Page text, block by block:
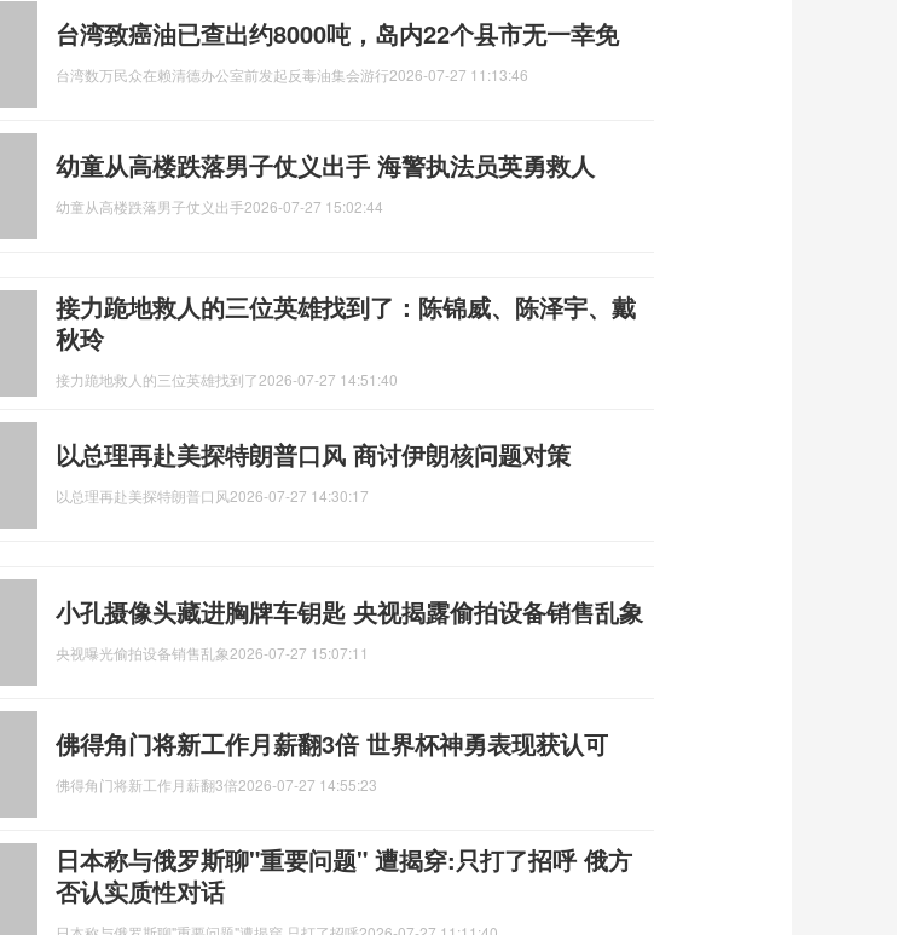
台湾致癌油已查出约8000吨，岛内22个县市无一幸免
台湾数万民众在赖清德办公室前发起反毒油集会游行2026-07-27 11:13:46
幼童从高楼跌落男子仗义出手 海警执法员英勇救人
幼童从高楼跌落男子仗义出手2026-07-27 15:02:44
接力跪地救人的三位英雄找到了：陈锦威、陈泽宇、戴
秋玲
接力跪地救人的三位英雄找到了2026-07-27 14:51:40
以总理再赴美探特朗普口风 商讨伊朗核问题对策
以总理再赴美探特朗普口风2026-07-27 14:30:17
小孔摄像头藏进胸牌车钥匙 央视揭露偷拍设备销售乱象
央视曝光偷拍设备销售乱象2026-07-27 15:07:11
佛得角门将新工作月薪翻3倍 世界杯神勇表现获认可
佛得角门将新工作月薪翻3倍2026-07-27 14:55:23
日本称与俄罗斯聊"重要问题" 遭揭穿:只打了招呼 俄方
否认实质性对话